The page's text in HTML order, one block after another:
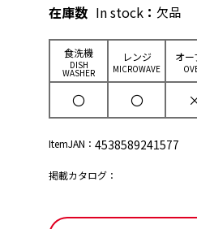
在庫数 In stock ： 欠品
⾷洗機
DISH
WASHER
レンジ
MICROWAVE
オー
〇 〇
ItemJAN： 4538589241577
掲載カタログ：